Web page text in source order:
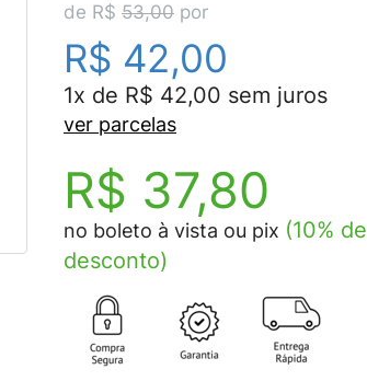
de R$ 53,00 por
R$ 42,00
1x de R$ 42,00 sem juros
ver parcelas
R$ 37,80
no boleto à vista ou pix (10% de
desconto)